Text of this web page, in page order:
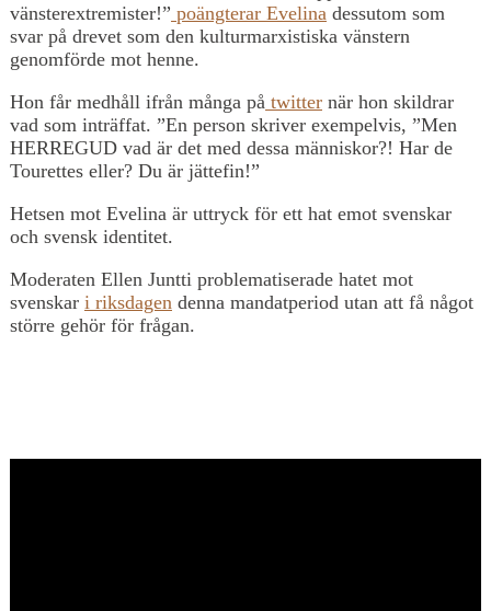
vänsterextremister!” poängterar Evelina dessutom som
svar på drevet som den kulturmarxistiska vänstern
genomförde mot henne.
Hon får medhåll ifrån många på twitter när hon skildrar
vad som inträffat. ”En person skriver exempelvis, ”Men
HERREGUD vad är det med dessa människor?! Har de
Tourettes eller? Du är jättefin!”
Hetsen mot Evelina är uttryck för ett hat emot svenskar
och svensk identitet.
Moderaten Ellen Juntti problematiserade hatet mot
svenskar i riksdagen denna mandatperiod utan att få något
större gehör för frågan.